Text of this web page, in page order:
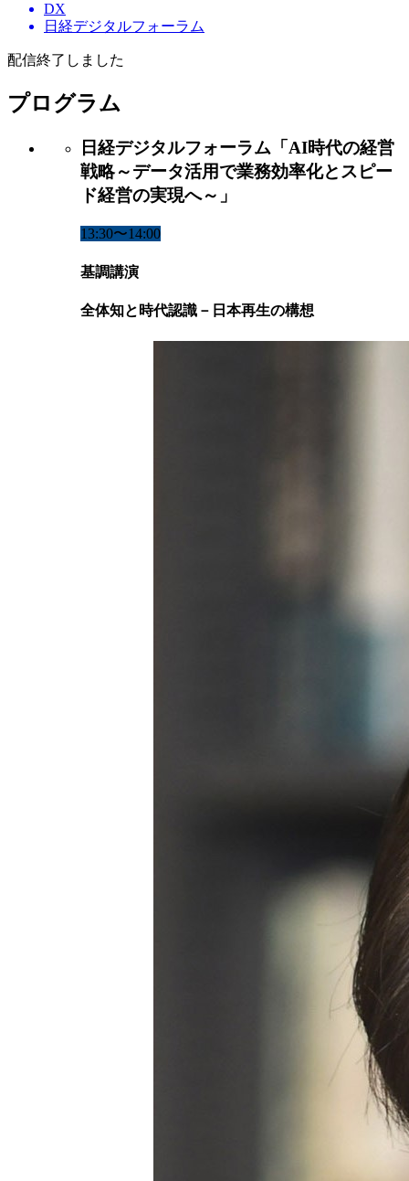
DX
日経デジタルフォーラム
配信終了しました
プログラム
日経デジタルフォーラム「AI時代の経営
戦略～データ活用で業務効率化とスピー
ド経営の実現へ～」
13:30〜14:00
基調講演
全体知と時代認識－日本再生の構想